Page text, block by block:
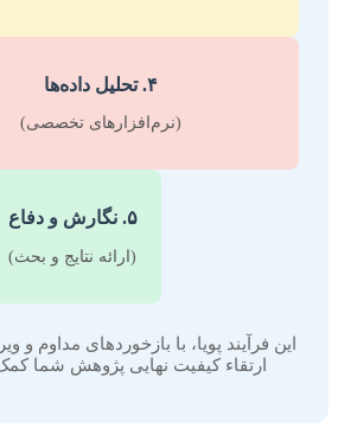
۴. تحلیل داده‌ها
(نرم‌افزارهای تخصصی)
۵. نگارش و دفاع
(ارائه نتایج و بحث)
این فرآیند پویا، با بازخوردهای مداوم و
ارتقاء کیفیت نهایی پژوهش شما